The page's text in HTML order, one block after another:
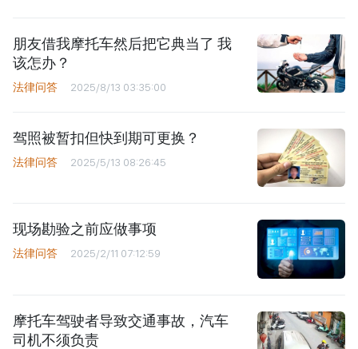
朋友借我摩托车然后把它典当了 我
该怎办？
法律问答 2025/8/13 03:35:00
驾照被暂扣但快到期可更换？
法律问答 2025/5/13 08:26:45
现场勘验之前应做事项
法律问答 2025/2/11 07:12:59
摩托车驾驶者导致交通事故，汽车
司机不须负责